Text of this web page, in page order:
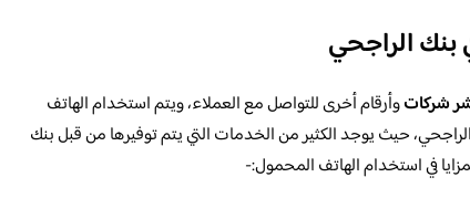
بنك الراجحي
شركاتوأرقام أخرى للتواصل مع العملاء، ويتم استخدام الهاتف
حيث يوجد الكثير من الخدمات التي يتم توفيرها من قبل بنك
في استخدام الهاتف المحمول:-